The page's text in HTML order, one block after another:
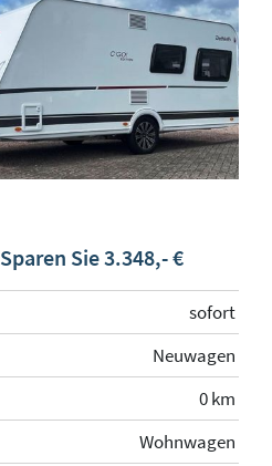
Sie 3.348,- €
sofort
Neuwagen
0 km
Wohnwagen